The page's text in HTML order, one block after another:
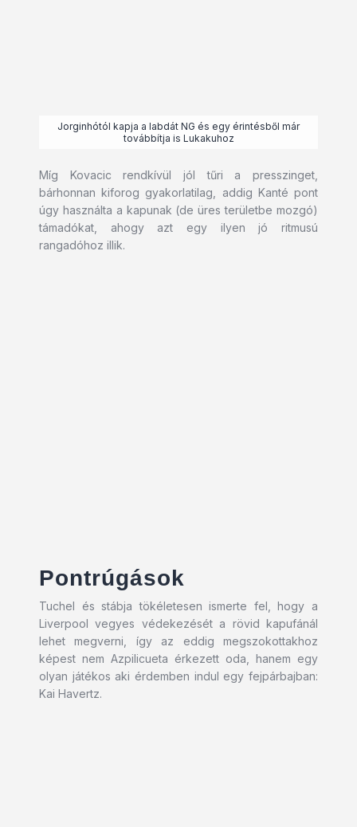
Jorginhótól kapja a labdát NG és egy érintésből már
továbbítja is Lukakuhoz
Míg Kovacic rendkívül jól tűri a presszinget,
bárhonnan kiforog gyakorlatilag, addig Kanté pont
úgy használta a kapunak (de üres területbe mozgó)
támadókat, ahogy azt egy ilyen jó ritmusú
rangadóhoz illik.
Pontrúgások
Tuchel és stábja tökéletesen ismerte fel, hogy a
Liverpool vegyes védekezését a rövid kapufánál
lehet megverni, így az eddig megszokottakhoz
képest nem Azpilicueta érkezett oda, hanem egy
olyan játékos aki érdemben indul egy fejpárbajban:
Kai Havertz.